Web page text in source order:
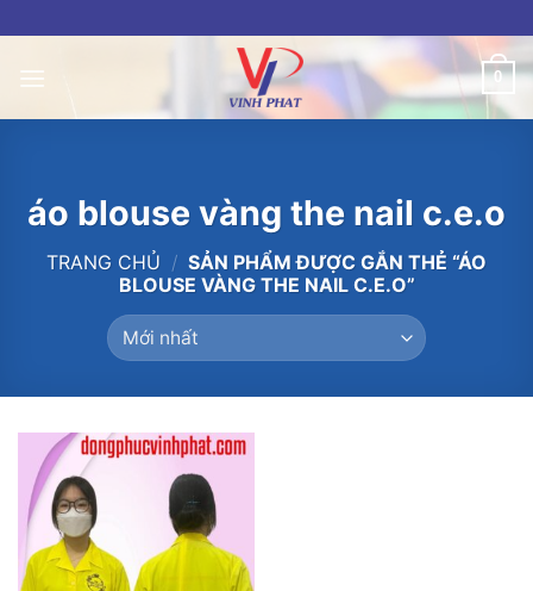
to
content
0
áo blouse vàng the nail c.e.o
TRANG CHỦ / SẢN PHẨM ĐƯỢC GẮN THẺ “ÁO
BLOUSE VÀNG THE NAIL C.E.O”